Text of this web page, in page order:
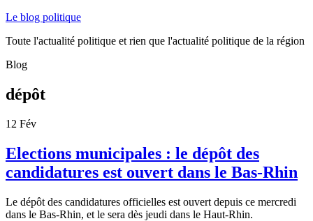
Le blog politique
Toute l'actualité politique et rien que l'actualité politique de la région
Blog
dépôt
12 Fév
Elections municipales : le dépôt des
candidatures est ouvert dans le Bas-Rhin
Le dépôt des candidatures officielles est ouvert depuis ce mercredi
dans le Bas-Rhin, et le sera dès jeudi dans le Haut-Rhin.